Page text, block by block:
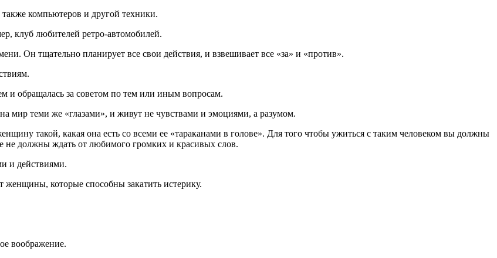
компьютеров и другой техники.
клуб любителей ретро-автомобилей.
Он тщательно планирует все свои действия, и взвешивает все «за» и «против».
и обращалась за советом по тем или иным вопросам.
мир теми же «глазами», и живут не чувствами и эмоциями, а разумом.
такой, какая она есть со всеми ее «тараканами в голове». Для того чтобы ужиться с таким человеком вы должны
не должны ждать от любимого громких и красивых слов.
и действиями.
которые способны закатить истерику.
воображение.